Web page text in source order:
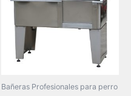
Bañeras Profesionales para perro